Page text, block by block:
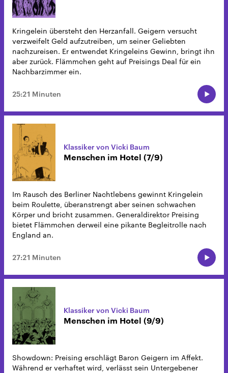
Kringelein übersteht den Herzanfall. Geigern versucht
verzweifelt Geld aufzutreiben, um seiner Geliebten
nachzureisen. Er entwendet Kringeleins Gewinn, bringt ihn
aber zurück. Flämmchen geht auf Preisings Deal für ein
Nachbarzimmer ein.
25:21 Minuten
Klassiker von Vicki Baum
Menschen im Hotel (7/9)
Im Rausch des Berliner Nachtlebens gewinnt Kringelein
beim Roulette, überanstrengt aber seinen schwachen
Körper und bricht zusammen. Generaldirektor Preising
bietet Flämmchen derweil eine pikante Begleitrolle nach
England an.
27:21 Minuten
Klassiker von Vicki Baum
Menschen im Hotel (9/9)
Showdown: Preising erschlägt Baron Geigern im Affekt.
Während er verhaftet wird, verlässt sein Untergebener